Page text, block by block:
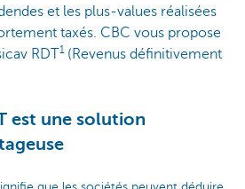
et les plus-values réalisées
taxés. CBC vous propose
RDT1 (Revenus définitivement
est une solution